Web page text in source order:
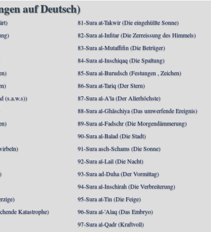
auf Deutsch)
(s.a.w.s))
Katastrophe)
81-Sura at-Takwir (Die eingehüllte Sonne)
82-Sura al-Infitar (Die Zerreissung des Himmels)
83-Sura al-Mutaffifin (Die Betrüger)
84-Sura al-Inschiqaq (Die Spaltung)
85-Sura al-Burudsch (Festungen , Zeichen)
86-Sura at-Tariq (Der Stern)
87-Sura al-A'la (Der Allerhöchste)
88-Sura al-Ghāschiya (Das umwerfende Ereignis)
89-Sura al-Fadschr (Die Morgendämmerung)
90-Sura al-Balad (Die Stadt)
91-Sura asch-Schams (Die Sonne)
92-Sura al-Lail (Die Nacht)
93-Sura ad-Duha (Der Vormittag)
94-Sura al-Inschirah (Die Verbreiterung)
95-Sura at-Tin (Die Feige)
96-Sura al-'Alaq (Das Embryo)
97-Sura al-Qadr (Kraftvoll)